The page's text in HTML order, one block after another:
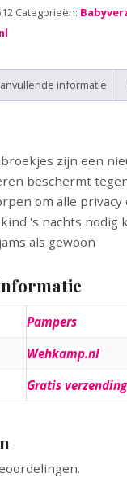
Categorieën:
informatie
zijn een
beschermt
om alle
's nachts nodig
als gewoon
Pampers
Wehkamp.nl
Gratis verzending